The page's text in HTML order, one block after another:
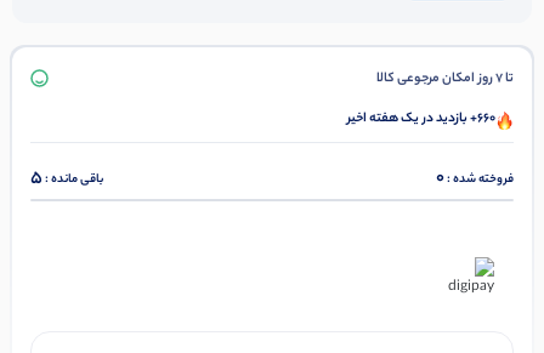
تا 7 روز امکان مرجوعی کالا
660+ بازدید در یک هفته اخیر
فروخته شده :0 باقی مانده :5